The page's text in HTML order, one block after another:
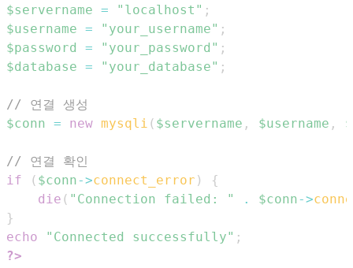
$servername = "localhost" ;
$username = "your_username" ;
$password
= "your_password" ;
$database = "your_database" ;
// 연결 생성
$conn = new mysqli ( $servername , $username ,
// 연결 확인
if
( $conn->connect_error )
{
die ( "Connection failed: " . $conn->
}
echo
"Connected successfully" ;
?>